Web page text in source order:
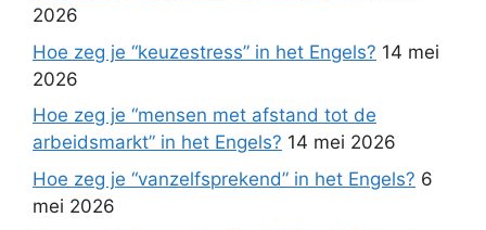
2026
Hoe zeg je “keuzestress” in het Engels? 14 mei
2026
Hoe zeg je “mensen met afstand tot de
arbeidsmarkt” in het Engels? 14 mei 2026
Hoe zeg je “vanzelfsprekend” in het Engels? 6
mei 2026